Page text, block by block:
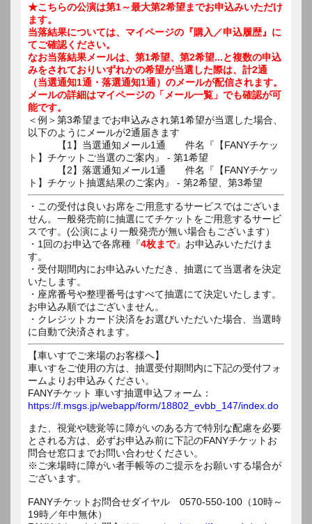
★こちらの公演は第1～最大第2希望までお申込みいただけ
ます。
当落結果については、マイページの『購入／申込履歴』に
てご確認ください。
なお当落結果メールは、第1希望、第2希望...と複数の申込
みをされておりいずれかの希望が当選した際は、計2通
（当選通知1通・落選通知1通）のメールが配信されます。
メールの詳細はマイページの「メール一覧」でも確認が可
能です。
＜例＞第3希望までお申込みされ第1希望が当選した場合、
以下のようにメールが2通届きます
【1】当選通知メール1通 件名『【FANYチケッ
ト】チケットご当選のご案内』 - 第1希望
【2】落選通知メール1通 件名『【FANYチケッ
ト】チケット抽選結果のご案内』 - 第2希望、第3希望
・この受付は良いお席をご用意するサービスではございま
せん。一般発売前に抽選にてチケットをご用意するサービ
スです。(公演により一般発売が無い場合もございます）
・1回のお申込で各席種『4枚まで』お申込みいただけま
す。
・受付期間内にお申込みいただき、抽選にて当選者を決定
いたします。
・座席番号や整理番号はすべて抽選にて決定いたします。
お申込み順ではございません。
・クレジットカード決済をお選びいただいた場合、当選時
に自動で決済されます。
【車いすでご来場のお客様へ】
車いすをご使用の方は、抽選受付期間内に下記の受付フォ
ームよりお申込みください。
FANYチケット 車いす抽選申込フォーム：
https://f.msgs.jp/webapp/form/18802_evbb_147/index.do
また、視覚や聴覚等に障がいのある方で特別な配慮を必要
とされる方は、必ずお申込み前に下記のFANYチケットお
問合せ窓口までお問い合わせください。
※ご来場時に障がい者手帳等のご提示をお願いする場合が
ございます。
FANYチケットお問合せダイヤル 0570-550-100（10時～
19時／年中無休）